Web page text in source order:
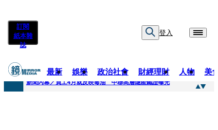
訂閱
紙本雜
誌
登入
最新 娛樂 政治社會 財經理財 人物 美
快訊
新聞內幕／員工4月就反映毒油 中聯高層隱匿鐵證曝光